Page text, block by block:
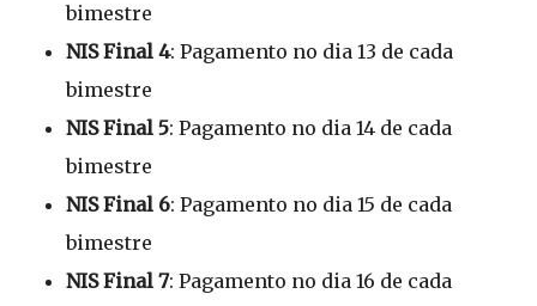
bimestre
NIS Final 4: Pagamento no dia 13 de cada
bimestre
NIS Final 5: Pagamento no dia 14 de cada
bimestre
NIS Final 6: Pagamento no dia 15 de cada
bimestre
NIS Final 7: Pagamento no dia 16 de cada